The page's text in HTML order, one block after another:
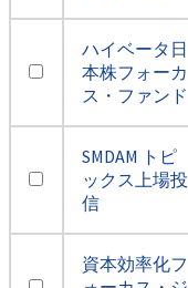
ハイベータ日
本株フォーカ
ス・ファンド
SMDAM トピ
ックス上場投
信
資本効率化フ